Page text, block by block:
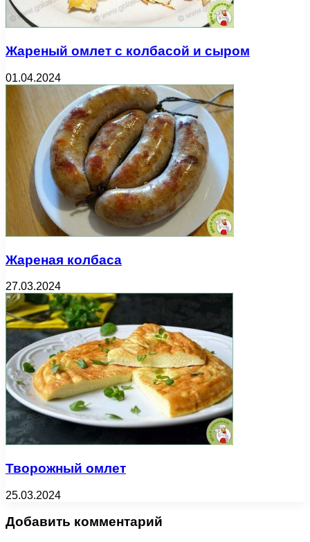
Жареный омлет с колбасой и сыром
01.04.2024
Жареная колбаса
27.03.2024
Творожный омлет
25.03.2024
Добавить комментарий